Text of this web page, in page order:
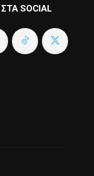
SOCIAL